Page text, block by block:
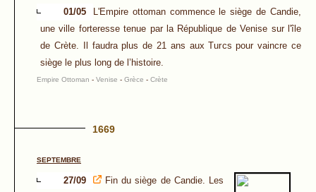
01/05
L'Empire ottoman commence le siège de Candie,
une ville forteresse tenue par la République de Venise sur l'île
de Crète. Il faudra plus de 21 ans aux Turcs pour vaincre ce
siège le plus long de l’histoire.
Empire Ottoman - Venise - Grèce - Crète
1669
SEPTEMBRE
27/09 Fin du siège de Candie. Les